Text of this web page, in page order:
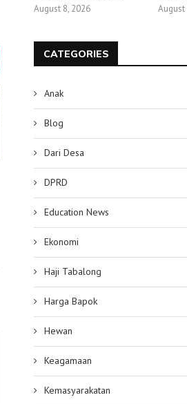
Diskominfo Tabalong Ajak
Mahasiswa STIA Bijak dalam
August 8, 2026 August
CATEGORIES
Anak
Blog
Dari Desa
DPRD
Education News
Ekonomi
Haji Tabalong
Harga Bapok
Hewan
Keagamaan
Kemasyarakatan